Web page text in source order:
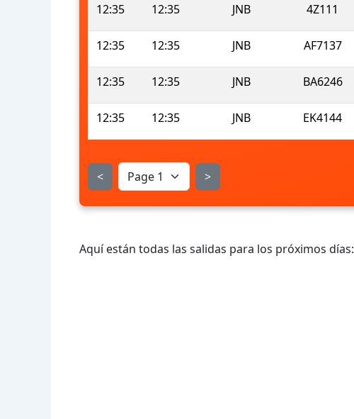
12:35 12:35 JNB 4Z111
12:35 12:35 JNB AF7137
12:35 12:35 JNB BA6246
12:35 12:35 JNB EK4144
< >
Aquí están todas las salidas para los próximos días: